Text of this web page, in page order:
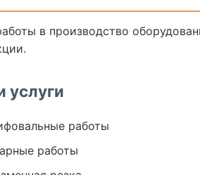
в производство
услуги
работы
работы